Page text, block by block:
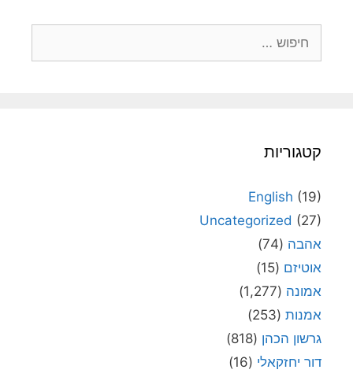
קטגוריות
English (19)
Uncategorized (27)
אהבה (74)
אוטיזם (15)
אמונה (1,277)
אמנות (253)
גרשון הכהן (818)
דור יחזקאלי (16)